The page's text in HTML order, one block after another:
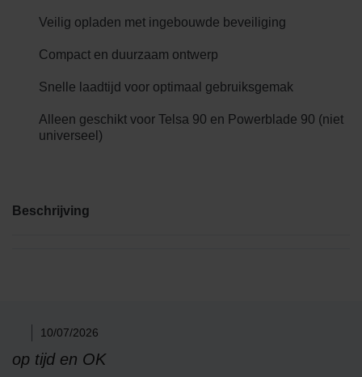
Beschrijving
Veilig opladen met ingebouwde beveiliging
Compact en duurzaam ontwerp
Snelle laadtijd voor optimaal gebruiksgemak
Alleen geschikt voor Telsa 90 en Powerblade 90 (niet
universeel)
10/07/2026
op tijd en OK